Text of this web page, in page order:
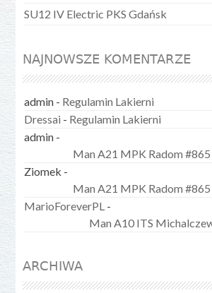
SU12 IV Electric PKS Gdańsk
NAJNOWSZE KOMENTARZE
admin - Regulamin Lakierni
Dressai - Regulamin Lakierni
admin -
Man A21 MPK Radom
Ziomek -
Man A21 MPK Radom
MarioForeverPL -
Man A10 ITS
ARCHIWA